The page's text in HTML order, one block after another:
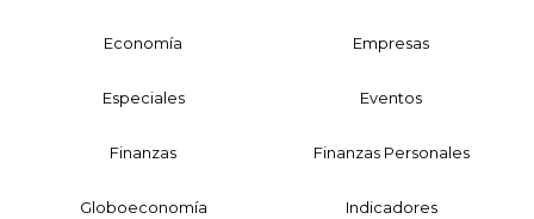
Economía Empresas
Especiales Eventos
Finanzas Finanzas Personales
Globoeconomía Indicadores